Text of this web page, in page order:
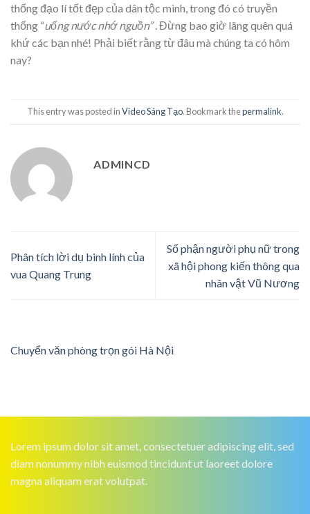
thống đạo lí tốt đẹp của dân tộc mình, trong đó có truyền
thống “uống nước nhớ nguồn” . Đừng bao giờ lãng quên quá
khứ các bạn nhé! Phải biết rằng từ đâu mà chúng ta có hôm
nay?
This entry was posted inVideo Sáng Tạo. Bookmark thepermalink.
ADMINCD
Phân tích lời dụ binh lính của
vua Quang Trung
Số phận người phụ nữ trong
xã hội phong kiến thông qua
nhân vật Vũ Nương
Chuyển văn phòng trọn gói Hà Nội
Lorem ipsum dolor sit amet, consectetuer adipiscing elit, sed
diam nonummy nibh euismod tincidunt ut laoreet dolore
magna aliquam erat volutpat.